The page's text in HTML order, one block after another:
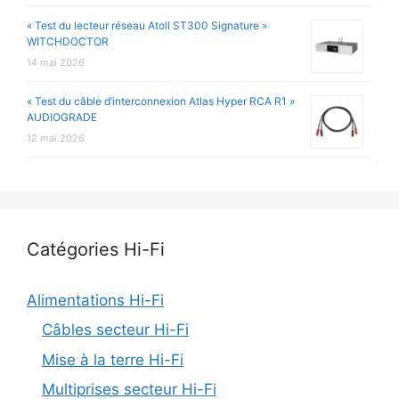
« Test du lecteur réseau Atoll ST300 Signature »
WITCHDOCTOR
14 mai 2026
« Test du câble d’interconnexion Atlas Hyper RCA R1 »
AUDIOGRADE
12 mai 2026
Catégories Hi-Fi
Alimentations Hi-Fi
Câbles secteur Hi-Fi
Mise à la terre Hi-Fi
Multiprises secteur Hi-Fi